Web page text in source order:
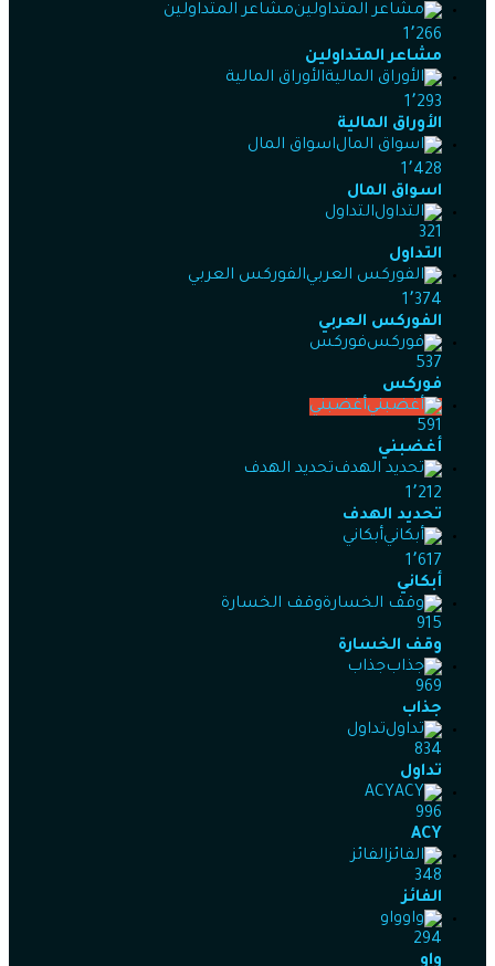
مشاعر المتداولين
1٬266
مشاعر المتداولين
الأوراق المالية
1٬293
الأوراق المالية
اسواق المال
1٬428
اسواق المال
التداول
321
التداول
الفوركس العربي
1٬374
الفوركس العربي
فوركس
537
فوركس
أغضبني
591
أغضبني
تحديد الهدف
1٬212
تحديد الهدف
أبكاني
1٬617
أبكاني
وقف الخسارة
915
وقف الخسارة
جذاب
969
جذاب
تداول
834
تداول
ACY
996
ACY
الفائز
348
الفائز
واو
294
واو